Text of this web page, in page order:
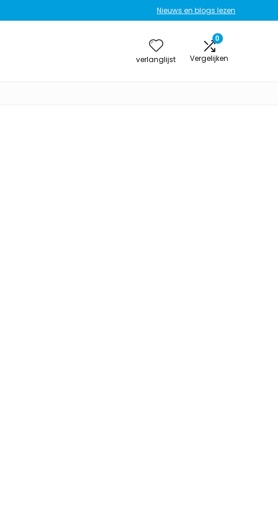
Nieuws en blogs lezen
verlanglijst
0
Vergelijken